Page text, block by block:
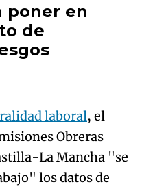
poner en
de
mal.
laboral, el
Obreras
La Mancha "se
los datos de